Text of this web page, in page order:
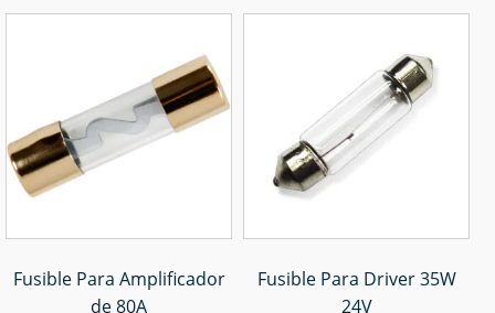
Fusible Para Amplificador
de 80A
Fusible Para Driver 35W
24V